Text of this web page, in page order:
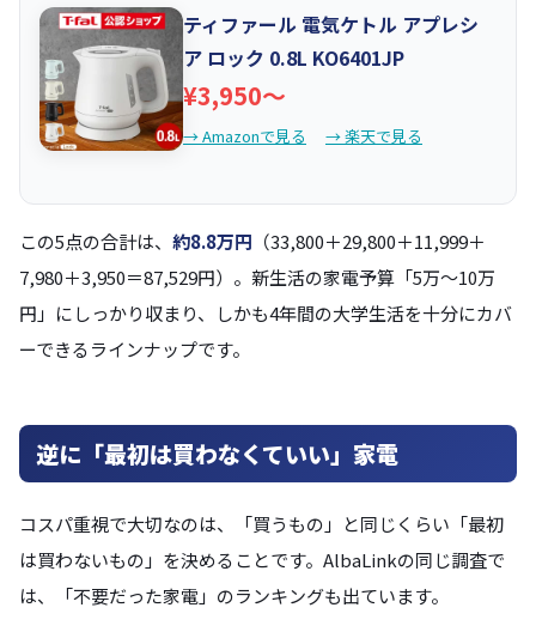
ティファール 電気ケトル アプレシ
ア ロック 0.8L KO6401JP
¥3,950〜
→ Amazonで見る → 楽天で見る
この5点の合計は、 約8.8万円 （33,800＋29,800＋11,999＋
7,980＋3,950＝87,529円）。新生活の家電予算「5万〜10万
円」にしっかり収まり、しかも4年間の大学生活を十分にカバ
ーできるラインナップです。
逆に「最初は買わなくていい」家電
コスパ重視で大切なのは、「買うもの」と同じくらい「最初
は買わないもの」を決めることです。AlbaLinkの同じ調査で
は、「不要だった家電」のランキングも出ています。